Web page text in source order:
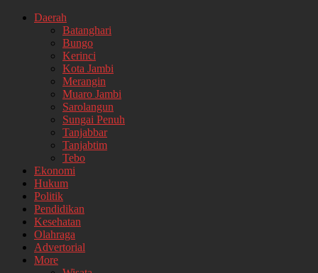
Daerah
Batanghari
Bungo
Kerinci
Kota Jambi
Merangin
Muaro Jambi
Sarolangun
Sungai Penuh
Tanjabbar
Tanjabtim
Tebo
Ekonomi
Hukum
Politik
Pendidikan
Kesehatan
Olahraga
Advertorial
More